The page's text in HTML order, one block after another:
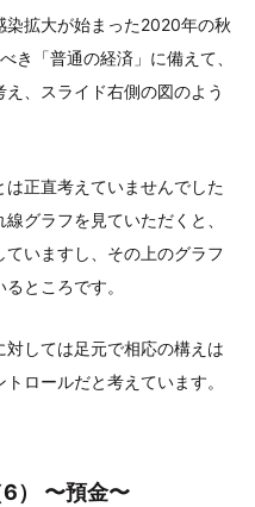
染拡大が始まった2020年の秋
き「普通の経済」に備えて、
、スライド右側の図のよう
正直考えていませんでした
グラフを見ていただくと、
いますし、その上のグラフ
ところです。
しては足元で相応の構えは
ロールだと考えています。
） 〜預金〜